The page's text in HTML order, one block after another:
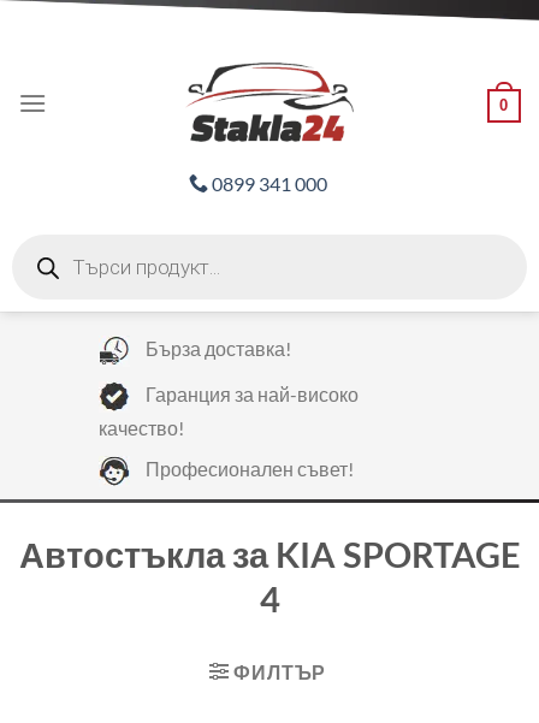
0
0899 341 000
search
Бърза доставка!
Гаранция за най-високо
качество!
Професионален съвет!
Автостъкла за KIA SPORTAGE
4
ФИЛТЪР